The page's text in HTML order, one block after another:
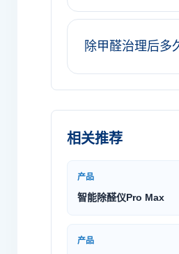
除甲醛治理后多
相关推荐
产品
智能除醛仪Pro Max
产品